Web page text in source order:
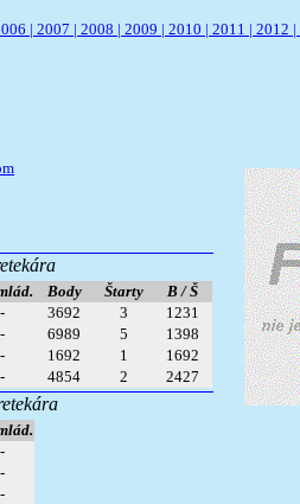
| 2007 | 2008 | 2009 | 2010 | 2011 | 2012 |
Body Štarty
B / Š
- 3692 3
1231
- 6989 5
1398
- 1692 1
1692
- 4854 2 2427
-
-
-